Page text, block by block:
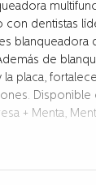
con dentistas
blanqueadora
de
placa,
Disponible
+ Menta,